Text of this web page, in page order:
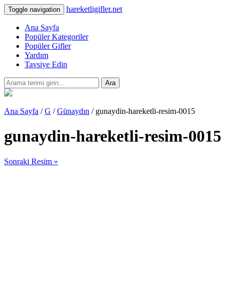
Toggle navigation hareketligifler.net
Ana Sayfa
Popüler Kategoriler
Popüler Gifler
Yardım
Tavsiye Edin
Ara
Ana Sayfa /G /Günaydın / gunaydin-hareketli-resim-0015
gunaydin-hareketli-resim-0015
Sonraki Resim »